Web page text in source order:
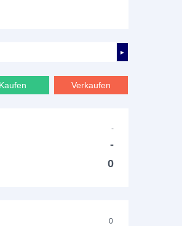
►
Verkaufen
Kaufen
-
-
0
0